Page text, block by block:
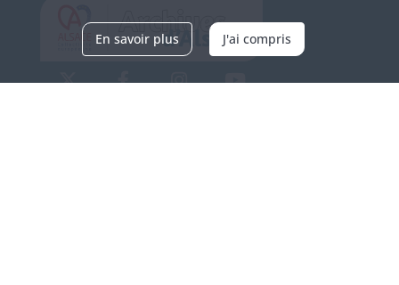
En savoir plus J'ai compris